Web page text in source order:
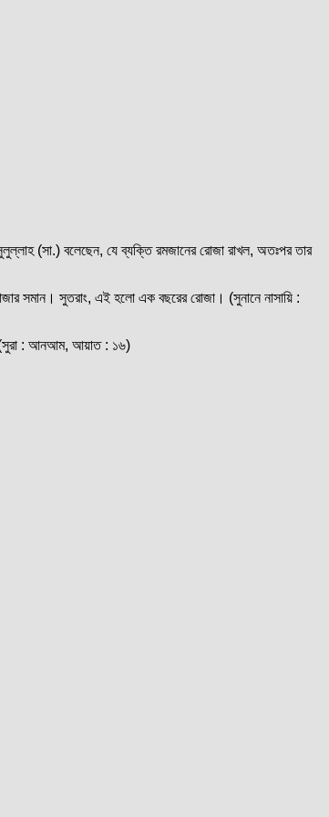
(সা.) বলেছেন, যে ব্যক্তি রমজানের রোজা রাখল, অতঃপর তার
সমান। সুতরাং, এই হলো এক বছরের রোজা। (সুনানে নাসায়ি :
(সুরা : আনআম, আয়াত : ১৬)